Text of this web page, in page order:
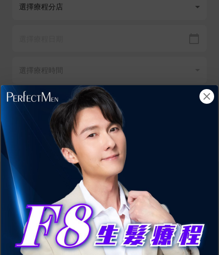
我已閱讀並同意有關條款細則及
提交
壓力頭瘡的症狀V.S.3大脫髮警
號！